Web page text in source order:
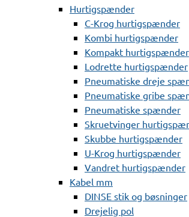
Hurtigspænder
C-Krog hurtigspænder
Kombi hurtigspænder
Kompakt hurtigspænder
Lodrette hurtigspænder
Pneumatiske dreje
Pneumatiske gribe
Pneumatiske spænder
Skruetvinger
Skubbe hurtigspænder
U-Krog hurtigspænder
Vandret hurtigspænder
Kabel mm
DINSE stik og bøsninger
Drejelig pol